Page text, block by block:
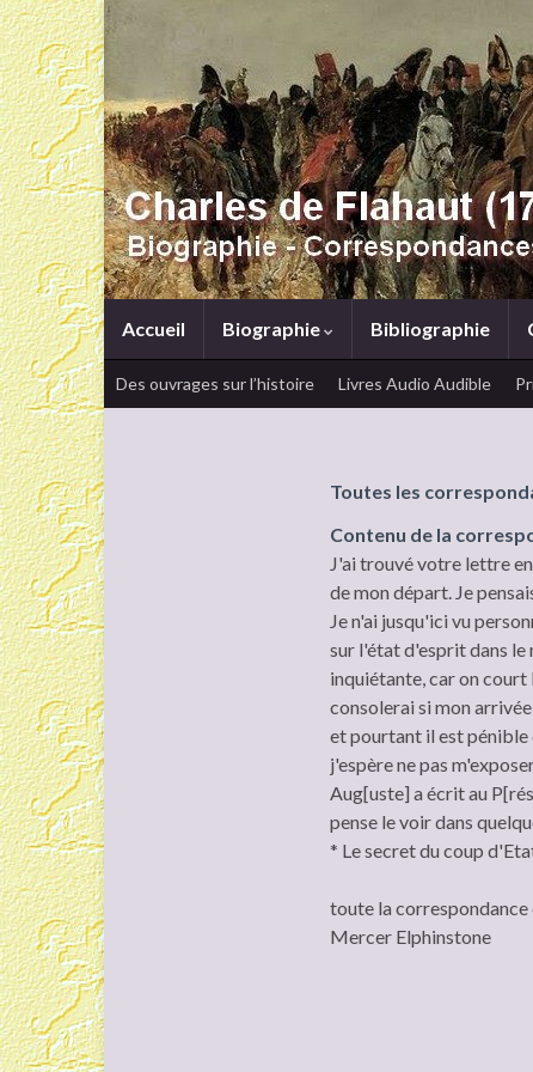
Accueil Biographie Bibliographie
Des ouvrages sur l’histoire Livres Audio Audible
Toutes les
Contenu de la
J'ai trouvé votre lettre
de mon départ. Je
Je n'ai jusqu'ici vu
sur l'état d'esprit dans le
inquiétante, car on court
consolerai si mon
et pourtant il est pénible
j'espère ne pas
Aug[uste] a écrit au
pense le voir dans
* Le secret du coup
toute la correspondance
Mercer Elphinstone